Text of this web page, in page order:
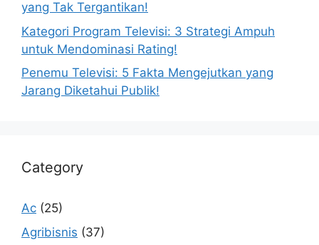
yang Tak Tergantikan!
Kategori Program Televisi: 3 Strategi Ampuh
untuk Mendominasi Rating!
Penemu Televisi: 5 Fakta Mengejutkan yang
Jarang Diketahui Publik!
Category
Ac (25)
Agribisnis (37)